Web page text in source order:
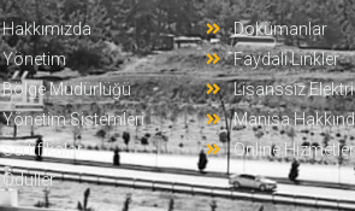
Hakkımızda
Yönetim
Bölge Müdürlüğü
Yönetim Sistemleri
Sertifikalar
Ödüller
Dokümanlar
Faydalı Linkler
Lisanssız
Manisa
Online Hizmetler